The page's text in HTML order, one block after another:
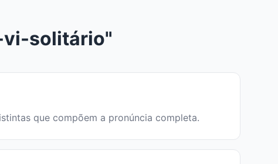
vi-solitário"
que compõem a pronúncia completa.